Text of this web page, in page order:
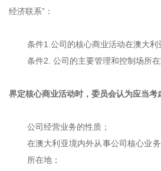
经济联系”：
条件1.公司的核心商业活动在澳大利
条件2. 公司的主要管理和控制场所在
界定核心商业活动时，委员会认为应当考
公司经营业务的性质；
在澳大利亚境内外从事公司核心业
所在地；